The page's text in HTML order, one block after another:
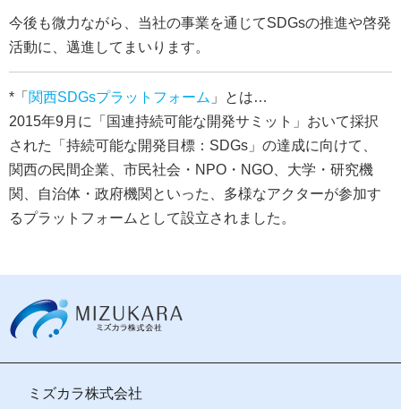
今後も微力ながら、当社の事業を通じてSDGsの推進や啓発
活動に、邁進してまいります。
*「 関西SDGsプラットフォーム 」とは…
2015年9月に「国連持続可能な開発サミット」おいて採択
された「持続可能な開発目標：SDGs」の達成に向けて、
関西の民間企業、市民社会・NPO・NGO、大学・研究機
関、自治体・政府機関といった、多様なアクターが参加す
るプラットフォームとして設立されました。
ミズカラ株式会社